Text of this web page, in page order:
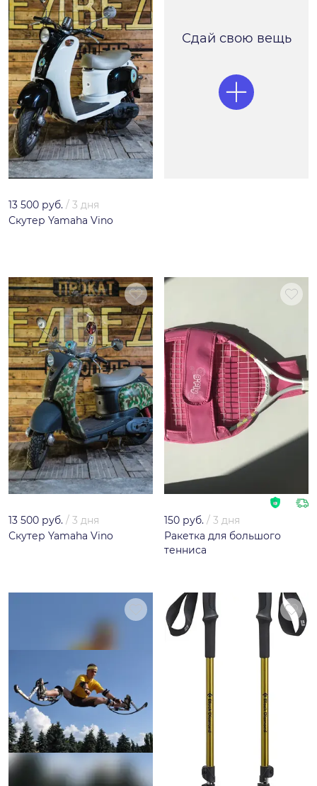
13 500 руб. / 3 дня
Скутер Yamaha Vino
Сдай свою вещь
13 500 руб. / 3 дня
Скутер Yamaha Vino
150 руб. / 3 дня
Ракетка для большого
тенниса